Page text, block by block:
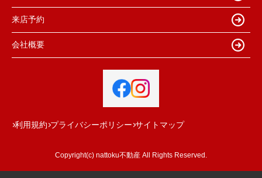
来店予約
会社概要
利用規約 プライバシーポリシー サイトマップ
Copyright(c) nattoku不動産 All Rights Reserved.